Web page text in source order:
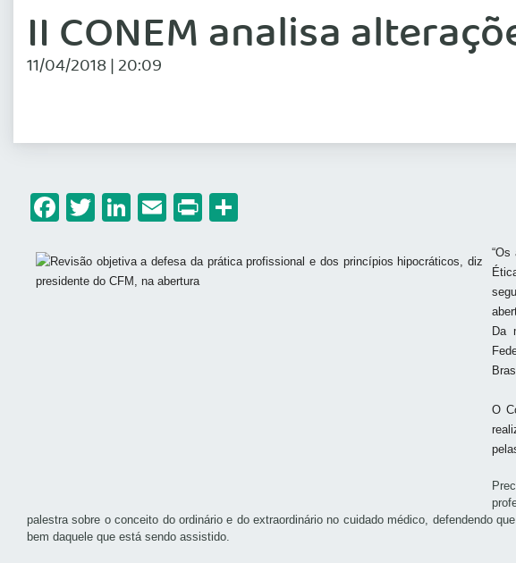
II CONEM analisa
11/04/2018 | 20:09
Facebook
Twitter
LinkedIn
Email
Print
Da
O
palestra sobre o conceito do ordinário e do extraordinário no cuidado médico, defendendo
bem daquele que está sendo assistido.